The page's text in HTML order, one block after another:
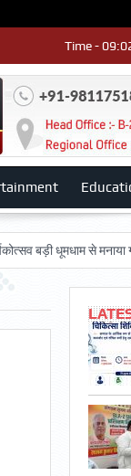
Time -
धूमधाम से मनाया गया-:डॉ.